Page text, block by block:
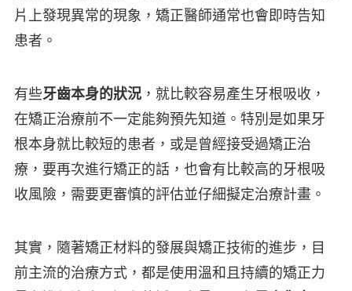
片上發現異常的現象，矯正醫師通常也會即時告知
患者。
有些牙齒本身的狀況，就比較容易產生牙根吸收，
在矯正治療前不一定能夠預先知道。特別是如果牙
根本身就比較短的患者，或是曾經接受過矯正治
療，要再次進行矯正的話，也會有比較高的牙根吸
收風險，需要更審慎的評估並仔細擬定治療計畫。
其實，隨著矯正材料的發展與矯正技術的進步，目
前主流的治療方式，都是使用 溫和且持續的矯正力